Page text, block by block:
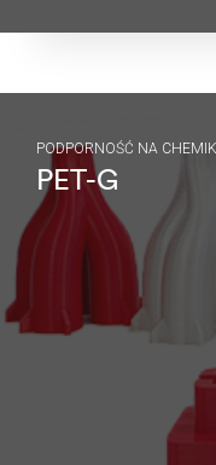
PODPORNOŚĆ NA
PET-G